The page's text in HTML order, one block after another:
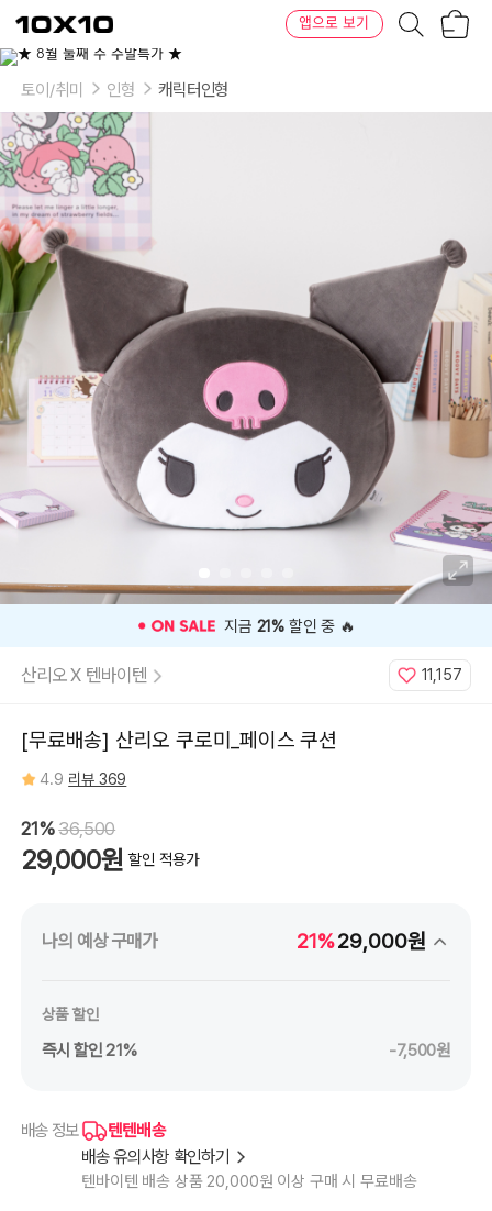
텐
바
텐
앱으로 보기
토이/취미 인형 캐릭터인형
⭐️ 고객 평점4.9인기 상품 ⭐️
산리오 X 텐바이텐 11,157
[무료배송] 산리오 쿠로미_페이스 쿠션
4.9 리뷰 369
21%36,500
29,000원 할인 적용가
나의 예상 구매가 21%29,000원
상품 할인
즉시 할인 21% -7,500원
배송 정보
텐텐배송
배송 유의사항 확인하기
텐바이텐 배송 상품 20,000원 이상 구매 시 무료배송